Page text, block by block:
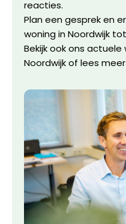
reacties.
Plan een gespreken
woning in Noordwijk
Bekijk ook ons actuele
Noordwijkof lees